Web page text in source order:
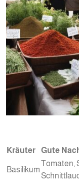
Kräuter Gute
Basilikum
Tomaten,